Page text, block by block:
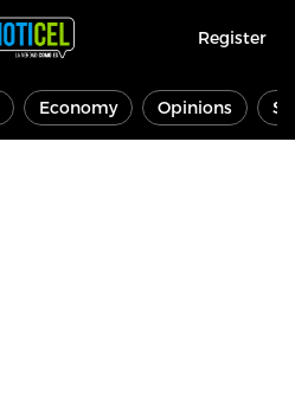
Register
Economy Opinions